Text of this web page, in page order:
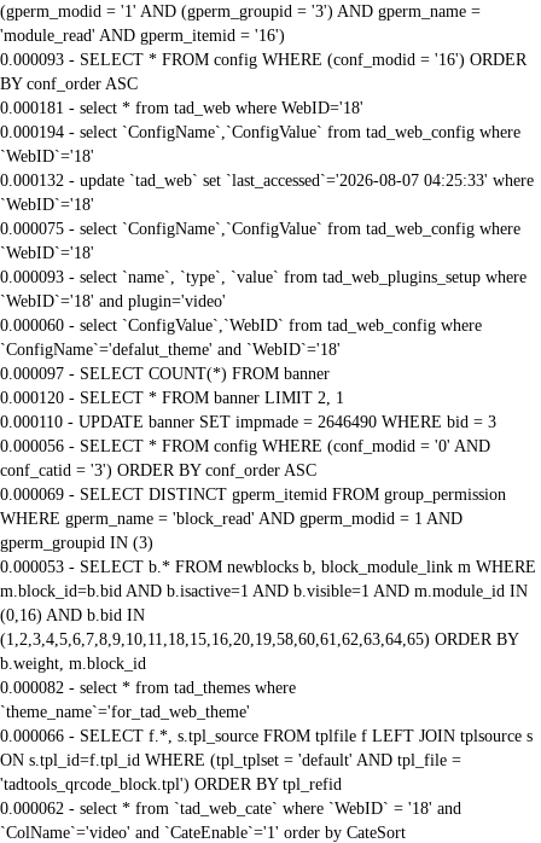
(gperm_modid = '1' AND (gperm_groupid = '3') AND gperm_name =
'module_read' AND gperm_itemid = '16')
0.000093 - SELECT * FROM config WHERE (conf_modid = '16') ORDER
BY conf_order ASC
0.000181 - select * from tad_web where WebID='18'
0.000194 - select `ConfigName`,`ConfigValue` from tad_web_config where
`WebID`='18'
0.000132 - update `tad_web` set `last_accessed`='2026-08-07 04:25:33' where
`WebID`='18'
0.000075 - select `ConfigName`,`ConfigValue` from tad_web_config where
`WebID`='18'
0.000093 - select `name`, `type`, `value` from tad_web_plugins_setup where
`WebID`='18' and plugin='video'
0.000060 - select `ConfigValue`,`WebID` from tad_web_config where
`ConfigName`='defalut_theme' and `WebID`='18'
0.000097 - SELECT COUNT(*) FROM banner
0.000120 - SELECT * FROM banner LIMIT 2, 1
0.000110 - UPDATE banner SET impmade = 2646490 WHERE bid = 3
0.000056 - SELECT * FROM config WHERE (conf_modid = '0' AND
conf_catid = '3') ORDER BY conf_order ASC
0.000069 - SELECT DISTINCT gperm_itemid FROM group_permission
WHERE gperm_name = 'block_read' AND gperm_modid = 1 AND
gperm_groupid IN (3)
0.000053 - SELECT b.* FROM newblocks b, block_module_link m WHERE
m.block_id=b.bid AND b.isactive=1 AND b.visible=1 AND m.module_id IN
(0,16) AND b.bid IN
(1,2,3,4,5,6,7,8,9,10,11,18,15,16,20,19,58,60,61,62,63,64,65) ORDER BY
b.weight, m.block_id
0.000082 - select * from tad_themes where
`theme_name`='for_tad_web_theme'
0.000066 - SELECT f.*, s.tpl_source FROM tplfile f LEFT JOIN tplsource s
ON s.tpl_id=f.tpl_id WHERE (tpl_tplset = 'default' AND tpl_file =
'tadtools_qrcode_block.tpl') ORDER BY tpl_refid
0.000062 - select * from `tad_web_cate` where `WebID` = '18' and
`ColName`='video' and `CateEnable`='1' order by CateSort